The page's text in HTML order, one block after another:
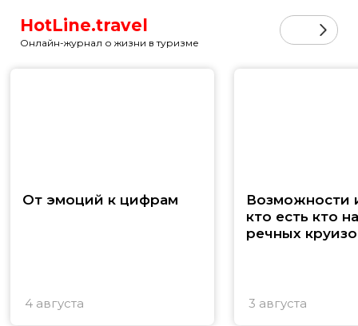
HotLine.travel
Онлайн-журнал о жизни в туризме
От эмоций к цифрам
4 августа
Возможности
кто есть кто
речных
3 августа